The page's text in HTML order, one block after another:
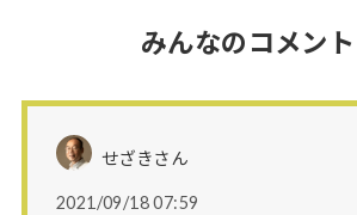
みんなのコメント
せざきさん
2021/09/18 07:59